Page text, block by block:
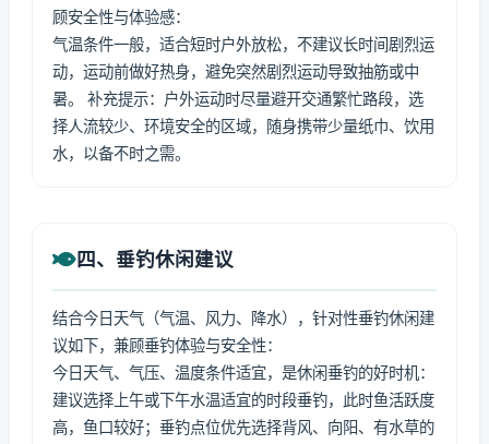
顾安全性与体验感：
气温条件一般，适合短时户外放松，不建议长时间剧烈运
动，运动前做好热身，避免突然剧烈运动导致抽筋或中
暑。 补充提示：户外运动时尽量避开交通繁忙路段，选
择人流较少、环境安全的区域，随身携带少量纸巾、饮用
水，以备不时之需。
四、垂钓休闲建议
结合今日天气（气温、风力、降水），针对性垂钓休闲建
议如下，兼顾垂钓体验与安全性：
今日天气、气压、温度条件适宜，是休闲垂钓的好时机：
建议选择上午或下午水温适宜的时段垂钓，此时鱼活跃度
高，鱼口较好；垂钓点位优先选择背风、向阳、有水草的